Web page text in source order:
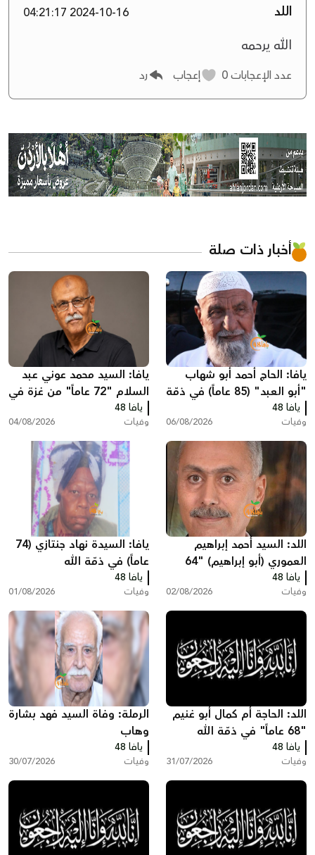
اللد 2024-10-16 04:21:17
الله يرحمه
عدد الإعجابات إعجاب رد
أخبار ذات صلة
يافا: الحاج أحمد أبو شهاب
"أبو العبد" (85 عاماً) في ذمّة
الله
يافا 48
وفيات 06/08/2026
يافا: السيد محمد عوني عبد
السلام "72 عاماً" من غزة في
ذمّة الله
يافا 48
وفيات 04/08/2026
اللد: السيد أحمد إبراهيم
العموري (أبو إبراهيم) "64
عاماً" في ذمّة الله
يافا 48
وفيات 02/08/2026
يافا: السيدة نهاد جنتازي (74
عاماً) في ذمّة الله
يافا 48
وفيات 01/08/2026
اللد: الحاجة أم كمال أبو غنيم
"68 عاماً" في ذمّة الله
يافا 48
وفيات 31/07/2026
الرملة: وفاة السيد فهد بشارة
وهاب
يافا 48
وفيات 30/07/2026